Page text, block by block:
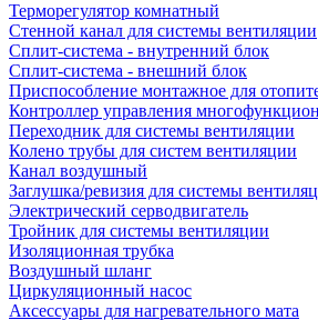
Терморегулятор комнатный
Стенной канал для системы вентиляции
Сплит-система - внутренний блок
Сплит-система - внешний блок
Приспособление монтажное для
Контроллер управления
Переходник для системы вентиляции
Колено трубы для систем вентиляции
Канал воздушный
Заглушка/ревизия для системы
Электрический серводвигатель
Тройник для системы вентиляции
Изоляционная трубка
Воздушный шланг
Циркуляционный насос
Аксессуары для нагревательного мата